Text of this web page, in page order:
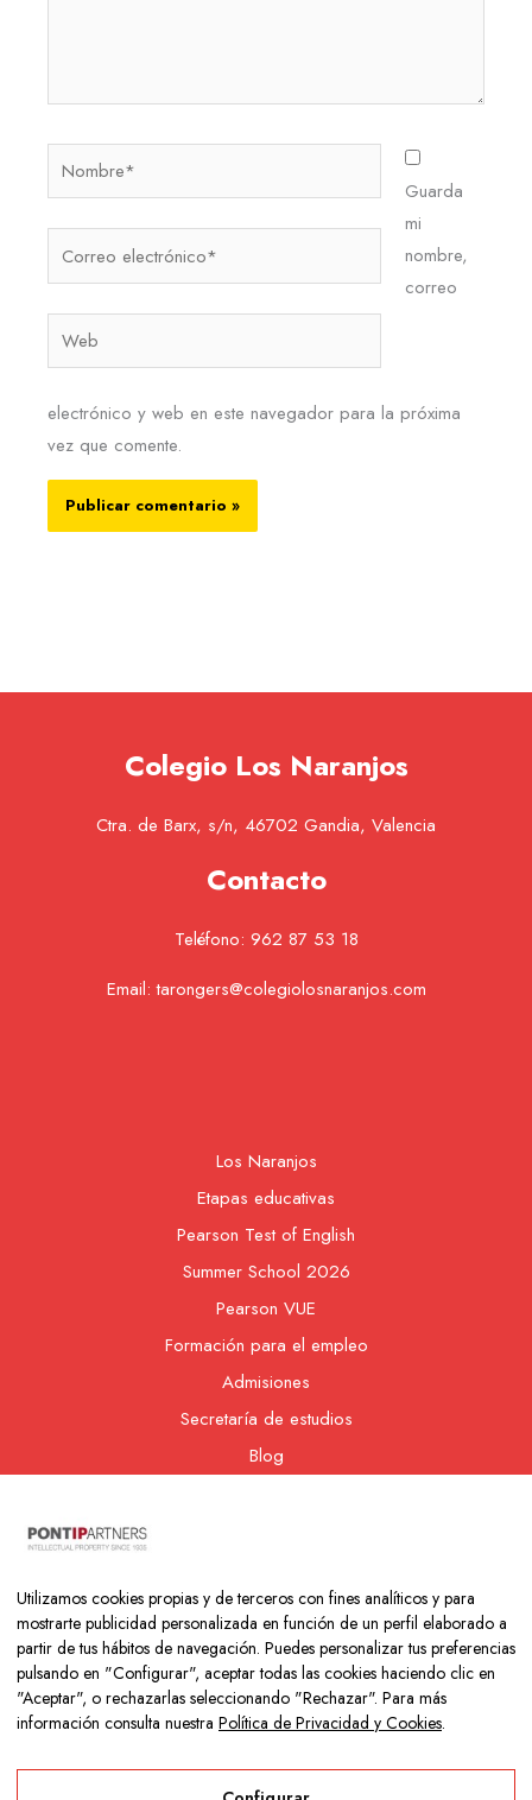
Nombre*
Guarda
mi
nombre,
correo
electrónico y web en este navegador para la próxima
vez que comente.
Colegio Los Naranjos
Ctra. de Barx, s/n, 46702 Gandia, Valencia
Contacto
Teléfono: 962 87 53 18
Email:tarongers@colegiolosnaranjos.com
Los Naranjos
Etapas educativas
Pearson Test of English
Summer School 2026
Pearson VUE
Formación para el empleo
Admisiones
Secretaría de estudios
Blog
Copyright © 2026 Colegio Los Naranjos | Hecho con mucho amor
porNeurona Digital
Utilizamos cookies propias y de terceros con fines analíticos y para
mostrarte publicidad personalizada en función de un perfil elaborado a
partir de tus hábitos de navegación. Puedes personalizar tus preferencias
pulsando en "Configurar", aceptar todas las cookies haciendo clic en
"Aceptar", o rechazarlas seleccionando "Rechazar". Para más
información consulta nuestra Política de Privacidad y Cookies.